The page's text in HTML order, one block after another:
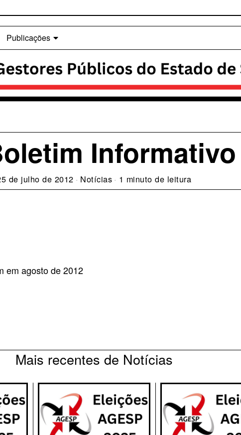
Publicações
Informativo
de julho de 2012 Notícias 1 minuto de leitura
em agosto de 2012
Mais recentes de Notícias